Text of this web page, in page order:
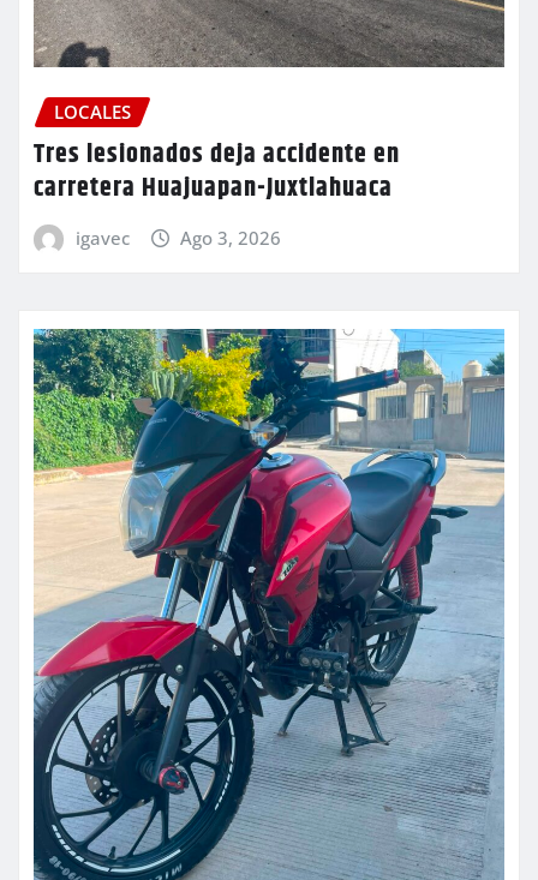
LOCALES
Tres lesionados deja accidente en
carretera Huajuapan-Juxtlahuaca
igavec Ago 3, 2026